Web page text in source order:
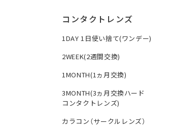
コンタクトレンズ
1DAY 1日使い捨て(ワンデー)
2WEEK(2週間交換)
1MONTH(1ヵ月交換)
3MONTH(3ヵ月交換ハード
コンタクトレンズ)
カラコン（サークルレンズ）